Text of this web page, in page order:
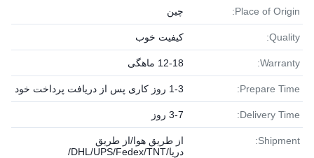
Place of Origin: چین
Quality: کیفیت خوب
Warranty: 12-18 ماهگی
Prepare Time: 1-3 روز کاری پس از دریافت پرداخت خود
Delivery Time: 3-7 روز
Shipment:
از طریق هوا/از طریق
دریا/DHL/UPS/Fedex/TNT/